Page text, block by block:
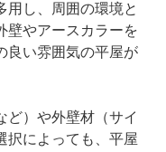
用し、周囲の環境と
壁やアースカラーを
良い雰囲気の平屋が
ど）や外壁材（サイ
択によっても、平屋